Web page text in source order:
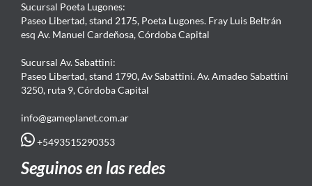
Sucursal Poeta Lugones:
Paseo Libertad, stand 2175, Poeta Lugones. Fray Luis Beltrán
esq Av. Manuel Cardeñosa, Córdoba Capital
Sucursal Av. Sabattini:
Paseo Libertad, stand 1790, Av Sabattini. Av. Amadeo Sabattini
3250, ruta 9, Córdoba Capital
info@gameplanet.com.ar
+5493515290353
Seguinos en las redes